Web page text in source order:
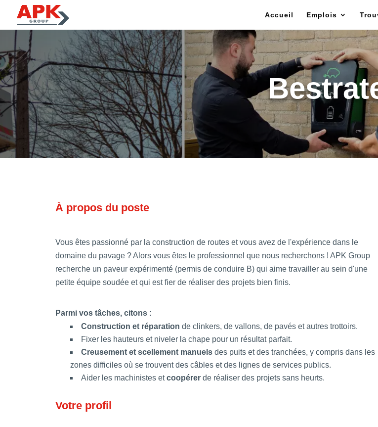
Accueil Emplois
À propos du poste
Vous êtes passionné par la construction de routes et vous avez de l'expérience dans le
domaine du pavage ? Alors vous êtes le professionnel que nous recherchons ! APK Group
recherche un paveur expérimenté (permis de conduire B) qui aime travailler au sein d'une
petite équipe soudée et qui est fier de réaliser des projets bien finis.
Parmi vos tâches, citons :
Construction et réparation de clinkers, de vallons, de pavés et autres trottoirs.
Fixer les hauteurs et niveler la chape pour un résultat parfait.
Creusement et scellement manuels des puits et des tranchées, y compris dans les
zones difficiles où se trouvent des câbles et des lignes de services publics.
Aider les machinistes etcoopérer de réaliser des projets sans heurts.
Votre profil